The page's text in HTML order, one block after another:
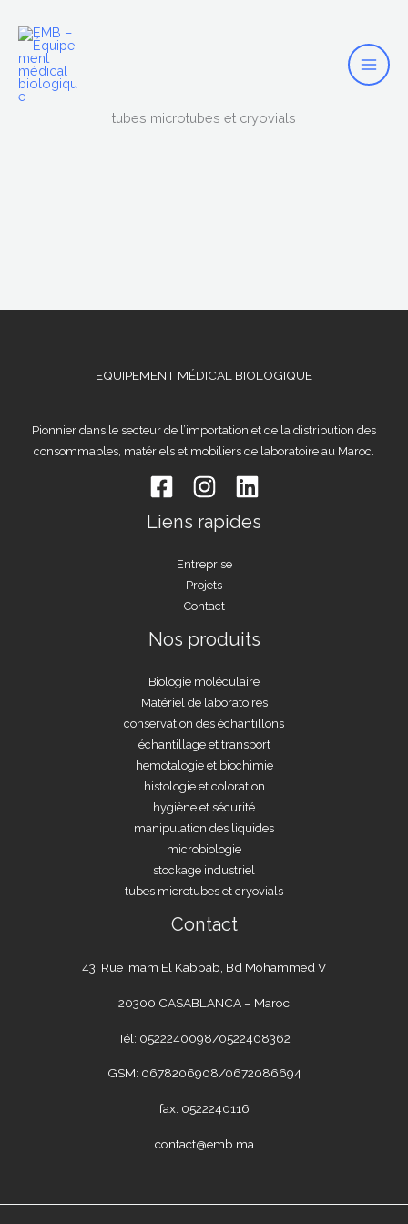
content
tubes microtubes et cryovials
EQUIPEMENT MÉDICAL BIOLOGIQUE
Pionnier dans le secteur de l’importation et de la distribution des
consommables, matériels et mobiliers de laboratoire au Maroc.
Liens rapides
Entreprise
Projets
Contact
Nos produits
Biologie moléculaire
Matériel de laboratoires
conservation des échantillons
échantillage et transport
hemotalogie et biochimie
histologie et coloration
hygiène et sécurité
manipulation des liquides
microbiologie
stockage industriel
tubes microtubes et cryovials
Contact
43, Rue Imam El Kabbab, Bd Mohammed V
20300 CASABLANCA – Maroc
Tél: 0522240098/0522408362
GSM: 0678206908/0672086694
fax: 0522240116
contact@emb.ma